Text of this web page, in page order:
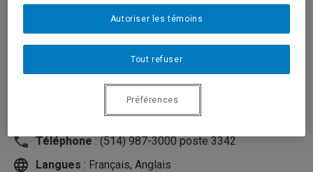
Département des sciences biologiques
pilon.nicolas@uqam.ca
Téléphone: (514) 987-3000 poste 3342
Langues : Français, Anglais
Tout refuser
Autoriser les témoins
Préférences